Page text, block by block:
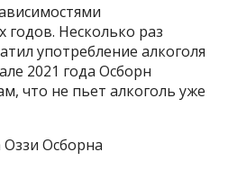
годов. Несколько раз
употребление алкоголя
2021 года Осборн
что не пьет алкоголь уже
Осборна